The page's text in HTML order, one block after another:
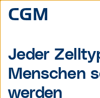
Jeder
Menschen
werden